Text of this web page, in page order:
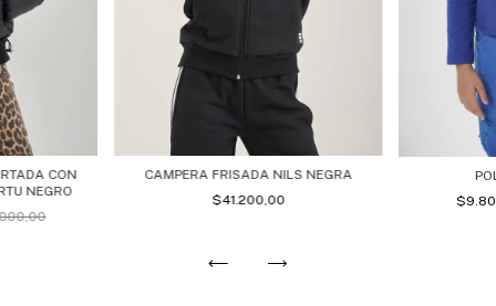
CON
NEGRO
CAMPERA FRISADA NILS NEGRA
$41.200,00